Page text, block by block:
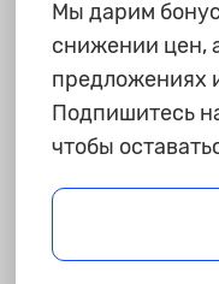
390 ₽
Мы дарим
снижении цен,
предложениях
Подпишитесь
чтобы